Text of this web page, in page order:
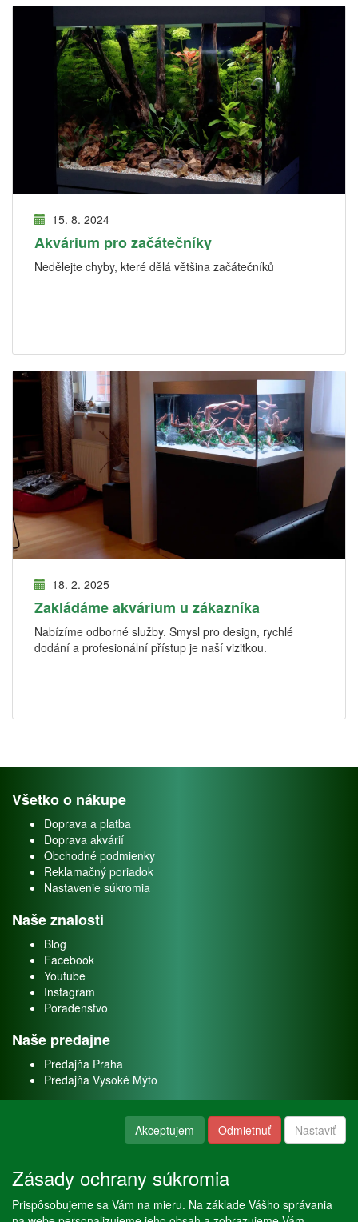
15. 8. 2024
Akvárium pro začátečníky
Nedělejte chyby, které dělá většina začátečníků
18. 2. 2025
Zakládáme akvárium u zákazníka
Nabízíme odborné služby. Smysl pro design, rychlé
dodání a profesionální přístup je naší vizitkou.
Všetko o nákupe
Doprava a platba
Doprava akvárií
Obchodné podmienky
Reklamačný poriadok
Nastavenie súkromia
Naše znalosti
Blog
Facebook
Youtube
Instagram
Poradenstvo
Naše predajne
Predajňa Praha
Predajňa Vysoké Mýto
Naše služby
Servis
Akceptujem Odmietnuť Nastaviť
Zásady ochrany súkromia
Prispôsobujeme sa Vám na mieru. Na základe Vášho správania